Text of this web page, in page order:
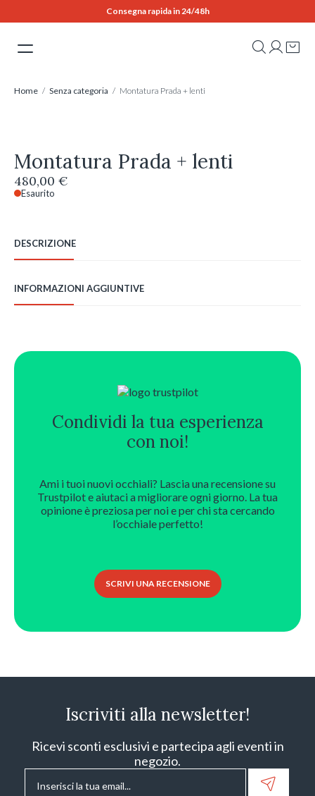
to
Consegna rapida in 24/48h
Home / Senza categoria / Montatura Prada + lenti
Montatura Prada + lenti
480,00 €
Esaurito
DESCRIZIONE
INFORMAZIONI AGGIUNTIVE
Condividi la tua esperienza
con noi!
Ami i tuoi nuovi occhiali? Lascia una recensione su
Trustpilot e aiutaci a migliorare ogni giorno. La tua
opinione è preziosa per noi e per chi sta cercando
l’occhiale perfetto!
SCRIVI UNA RECENSIONE
Iscriviti alla newsletter!
Ricevi sconti esclusivi e partecipa agli eventi in
negozio.
Email*